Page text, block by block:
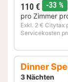
110 € -33 %
pro Zimmer
Exkl. 2 € Citytax
Servicekosten
Dinner
3 Nächten